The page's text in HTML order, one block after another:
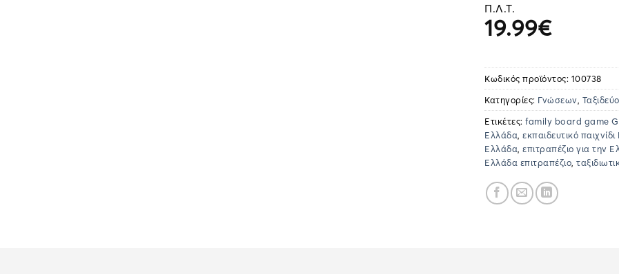
Π.Λ.Τ.
19.99€
Κωδικός προϊόντος: 100738
Κατηγορίες: Γνώσεων,
Ετικέτες: family board game
Ελλάδα, εκπαιδευτικό
Ελλάδα, επιτραπέζιο για την
Ελλάδα επιτραπέζιο,